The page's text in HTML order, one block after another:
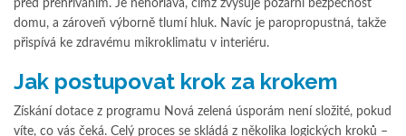
před přehříváním. Je nehořlavá, čímž zvyšuje požární bezpečnost
domu, a zároveň výborně tlumí hluk. Navíc je paropropustná, takže
přispívá ke zdravému mikroklimatu v interiéru.
Jak postupovat krok za krokem
Získání dotace z programu Nová zelená úsporám není složité, pokud
víte, co vás čeká. Celý proces se skládá z několika logických kroků –